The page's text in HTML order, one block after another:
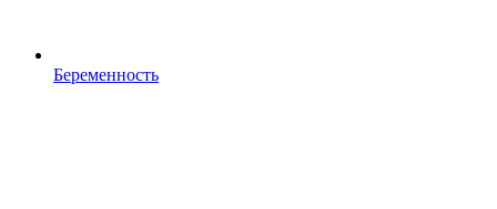
Беременность